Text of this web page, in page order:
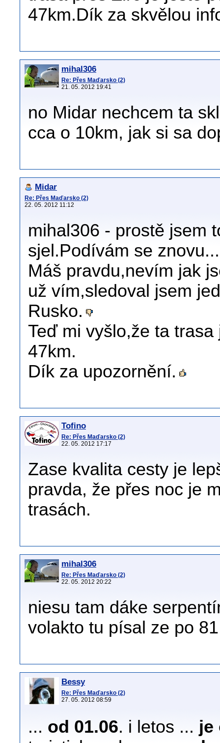
47km.Dík za skvělou
mihal306
Re: Přes Maďarsko (2)
21. 05. 2012 19:41
no Midar nechcem ta
cca o 10km, jak si sa
Midar
Re: Přes Maďarsko (2)
22. 05. 2012 11:12
mihal306 - prostě jsem
sjel.Podívám se
Máš pravdu,nevím jak
už vím,sledoval jsem
Rusko.
Teď mi vyšlo,že ta
47km.
Dík za upozornění.
Tofino
Re: Přes Maďarsko (2)
22. 05. 2012 17:17
Zase kvalita cesty je
pravda, že přes noc je
trasách.
mihal306
Re: Přes Maďarsko (2)
22. 05. 2012 20:22
niesu tam dáke
volakto tu písal ze po
Bessy
Re: Přes Maďarsko (2)
27. 05. 2012 08:59
... od 01.06. i letos ... je